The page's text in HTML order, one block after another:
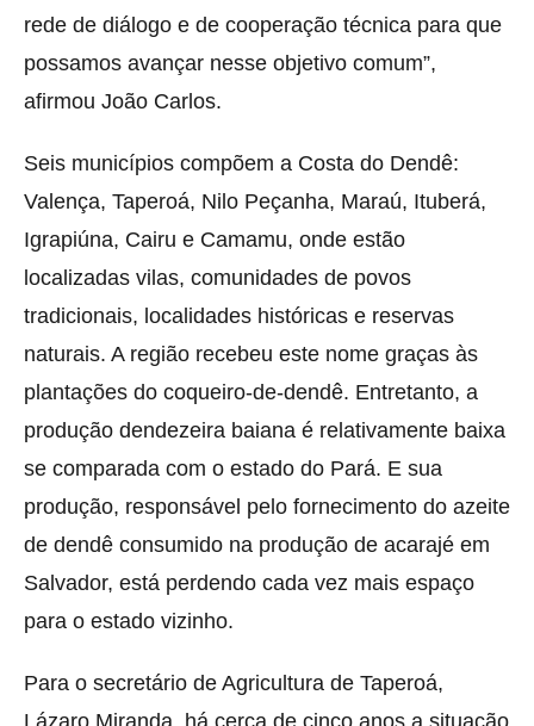
rede de diálogo e de cooperação técnica para que
possamos avançar nesse objetivo comum”,
afirmou João Carlos.
Seis municípios compõem a Costa do Dendê:
Valença, Taperoá, Nilo Peçanha, Maraú, Ituberá,
Igrapiúna, Cairu e Camamu, onde estão
localizadas vilas, comunidades de povos
tradicionais, localidades históricas e reservas
naturais. A região recebeu este nome graças às
plantações do coqueiro-de-dendê. Entretanto, a
produção dendezeira baiana é relativamente baixa
se comparada com o estado do Pará. E sua
produção, responsável pelo fornecimento do azeite
de dendê consumido na produção de acarajé em
Salvador, está perdendo cada vez mais espaço
para o estado vizinho.
Para o secretário de Agricultura de Taperoá,
Lázaro Miranda, há cerca de cinco anos a situação